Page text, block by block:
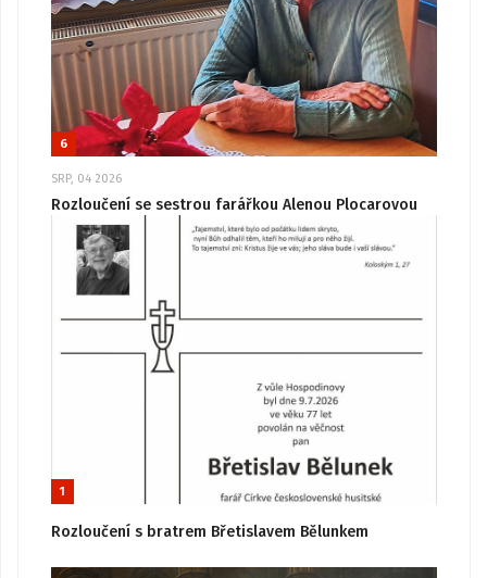
6
SRP, 04 2026
Rozloučení se sestrou farářkou Alenou Plocarovou
1
Rozloučení s bratrem Břetislavem Bělunkem